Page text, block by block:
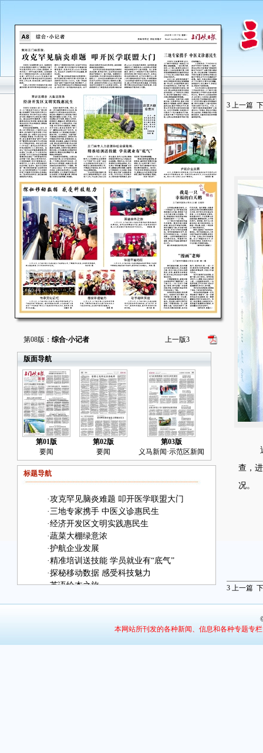
第08版： 综合·小记者 上一版3
版面导航
第01版
要闻
第02版
要闻
第03版
义马新闻·示范区新闻
标题导航
·攻克罕见脑炎难题 叩开医学联盟大门
·三地专家携手 中医义诊惠民生
·经济开发区文明实践惠民生
·蔬菜大棚绿意浓
·护航企业发展
·精准培训送技能 学员就业有“底气”
·探秘移动数据 感受科技魅力
·英语绘本之旅
·感受非遗魅力
3 上一篇
查，
况
3 上一篇
本网站所刊发的各种新闻、信息和各种专题专